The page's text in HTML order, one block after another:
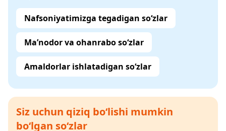
Nafsoniyatimizga tegadigan so‘zlar
Ma’nodor va ohanrabo so‘zlar
Amaldorlar ishlatadigan so‘zlar
Siz uchun qiziq bo‘lishi mumkin
bo‘lgan so‘zlar